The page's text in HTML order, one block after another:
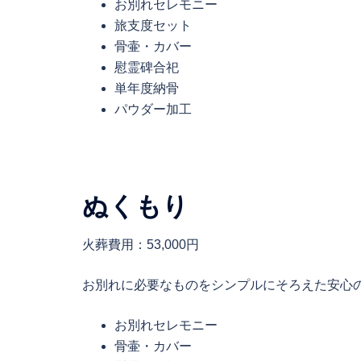
お別れセレモニー
旅支度セット
骨壷・カバー
慰霊碑合祀
単年度納骨
パウダー加工
ぬくもり
火葬費用：53,000円
お別れに必要なものをシンプルにそろえた安心
お別れセレモニー
骨壷・カバー